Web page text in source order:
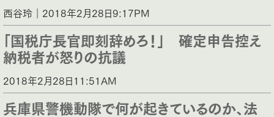
西谷玲｜2018年2月28日9:17PM
「国税庁長官即刻辞めろ！」 確定申告控え
納税者が怒りの抗議
2018年2月28日11:51AM
兵庫県警機動隊で何が起きているのか、法